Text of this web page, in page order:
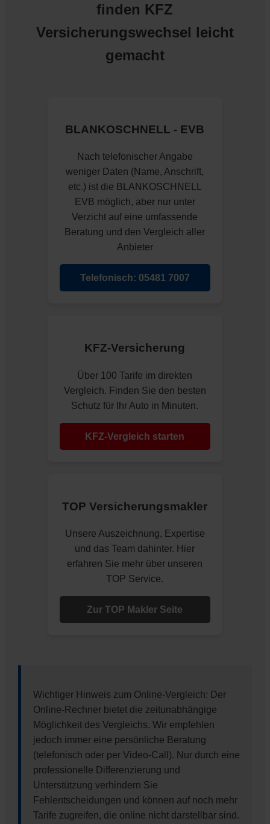
finden KFZ
Versicherungswechsel leicht
gemacht
BLANKOSCHNELL - EVB
Nach telefonischer Angabe
weniger Daten (Name, Anschrift,
etc.) ist die BLANKOSCHNELL
EVB möglich, aber nur unter
Verzicht auf eine umfassende
Beratung und den Vergleich aller
Anbieter
Telefonisch: 05481 7007
KFZ-Versicherung
Über 100 Tarife im direkten
Vergleich. Finden Sie den besten
Schutz für Ihr Auto in Minuten.
KFZ-Vergleich starten
TOP Versicherungsmakler
Unsere Auszeichnung, Expertise
und das Team dahinter. Hier
erfahren Sie mehr über unseren
TOP Service.
Zur TOP Makler Seite
Wichtiger Hinweis zum Online-Vergleich: Der
Online-Rechner bietet die zeitunabhängige
Möglichkeit des Vergleichs. Wir empfehlen
jedoch immer eine persönliche Beratung
(telefonisch oder per Video-Call). Nur durch eine
professionelle Differenzierung und
Unterstützung verhindern Sie
Fehlentscheidungen und können auf noch mehr
Tarife zugreifen, die online nicht darstellbar sind.